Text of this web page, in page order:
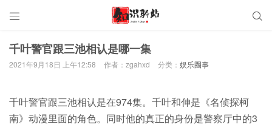
 
千叶警官跟三池相认是哪一集
2021年9月18日 上午12:58 作者：zgahxd 分类： 娱乐圈事
千叶警官跟三池相认是在974集。千叶和伸是《名侦探柯
南》动漫里面的角色。同时他的真正的身份是警察厅中的3